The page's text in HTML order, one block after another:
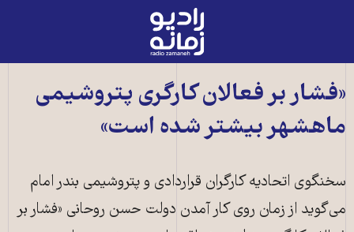
رادیو
زمانه
صفحه
اصلی
«فشار بر فعالان کارگری پتروشيمی
ماهشهر بيشتر شده است»
سخنگوی اتحاديه کارگران قراردادی و پتروشيمی بندر امام
می‌گويد از زمان روی کار آمدن دولت حسن روحانی «فشار بر